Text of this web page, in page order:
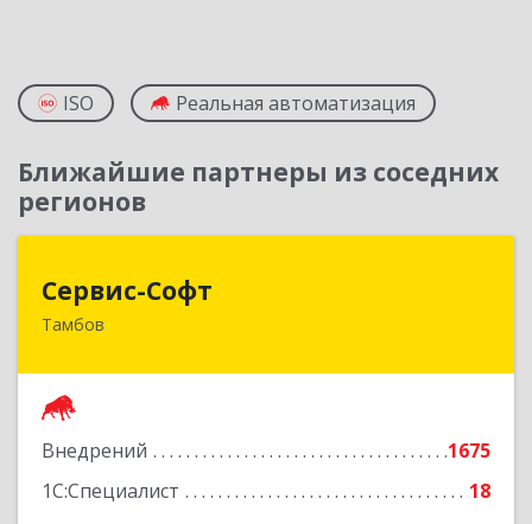
ISO Реальная автоматизация
Ближайшие партнеры из соседних
регионов
Сервис-Софт
Тамбов
Внедрений
1675
1С:Специалист
18
392030, Тамбовская обл, Тамбов г, Урожайная